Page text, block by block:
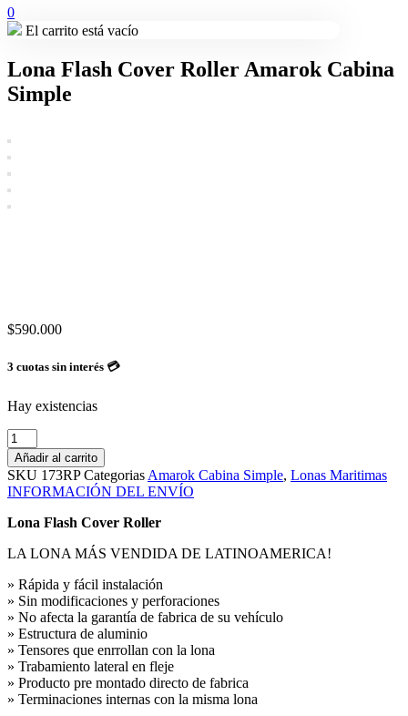
0
El carrito está vacío
Lona Flash Cover Roller Amarok Cabina
Simple
$590.000
3 cuotas sin interés 💳
Hay existencias
Lona
Flash
Cover
Roller
Amarok
Cabina
cantidad
Añadir al carrito
SKU 173RPCategorias Amarok Cabina Simple, Lonas Maritimas
INFORMACIÓN DEL ENVÍO
Lona Flash Cover Roller
LA LONA MÁS VENDIDA DE LATINOAMERICA!
» Rápida y fácil instalación
» Sin modificaciones y perforaciones
» No afecta la garantía de fabrica de su vehículo
» Estructura de aluminio
» Tensores que enrrollan con la lona
» Trabamiento lateral en fleje
» Producto pre montado directo de fabrica
» Terminaciones internas con la misma lona